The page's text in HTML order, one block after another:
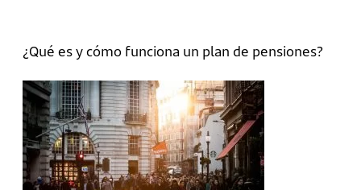
¿Qué es y cómo funciona un plan de pensiones?